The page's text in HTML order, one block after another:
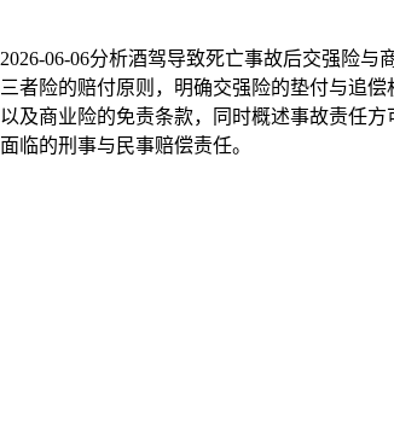
2026-06-06分析酒驾导致死亡事故后交强险与
三者险的赔付原则，明确交强险的垫付与追偿
以及商业险的免责条款，同时概述事故责任方
面临的刑事与民事赔偿责任。